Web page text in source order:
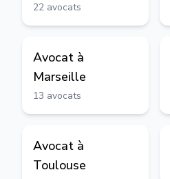
22 avocats
Avocat à
Marseille
13 avocats
Avocat à
Toulouse